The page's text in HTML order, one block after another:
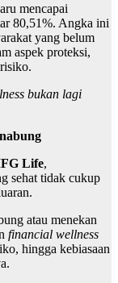
mencapai
80,51%. Angka ini
yang belum
aspek proteksi,
bukan lagi
Life,
sehat tidak cukup
atau menekan
financial wellness
hingga kebiasaan